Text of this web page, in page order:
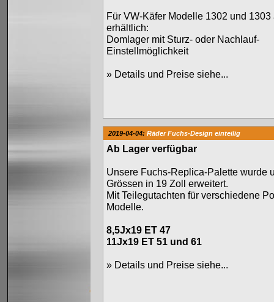
Für VW-Käfer Modelle 1302 und 1303
erhältlich:
Domlager mit Sturz- oder Nachlauf-
Einstellmöglichkeit
» Details und Preise siehe...
2019-04-04: Räder Fuchs-Design einteilig
Ab Lager verfügbar
Unsere Fuchs-Replica-Palette wurde
Grössen in 19 Zoll erweitert.
Mit Teilegutachten für verschiedene
Modelle.
8,5Jx19 ET 47
11Jx19 ET 51 und 61
» Details und Preise siehe...